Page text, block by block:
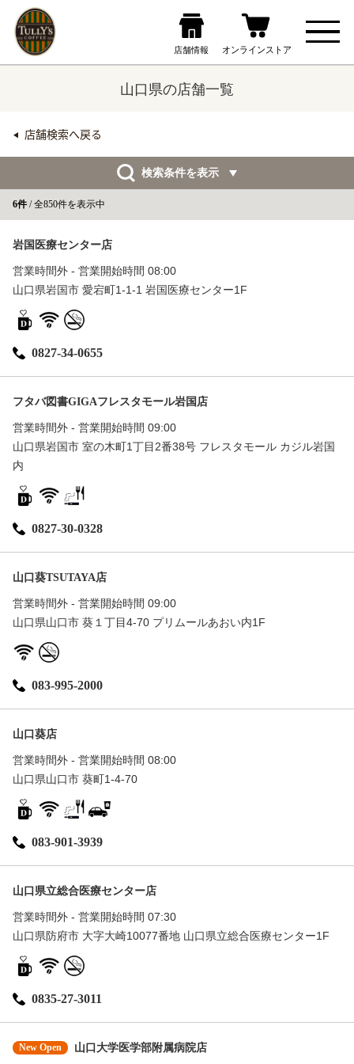
山口県の店舗一覧
店舗検索へ戻る
検索条件を表示
6件 / 全850件を表示中
岩国医療センター店
営業時間外 - 営業開始時間 08:00
山口県岩国市 愛宕町1-1-1 岩国医療センター1F
0827-34-0655
フタバ図書GIGAフレスタモール岩国店
営業時間外 - 営業開始時間 09:00
山口県岩国市 室の木町1丁目2番38号 フレスタモール カジル岩国
内
0827-30-0328
山口葵TSUTAYA店
営業時間外 - 営業開始時間 09:00
山口県山口市 葵１丁目4-70 プリムールあおい内1F
083-995-2000
山口葵店
営業時間外 - 営業開始時間 08:00
山口県山口市 葵町1-4-70
083-901-3939
山口県立総合医療センター店
営業時間外 - 営業開始時間 07:30
山口県防府市 大字大崎10077番地 山口県立総合医療センター1F
0835-27-3011
New Open 山口大学医学部附属病院店